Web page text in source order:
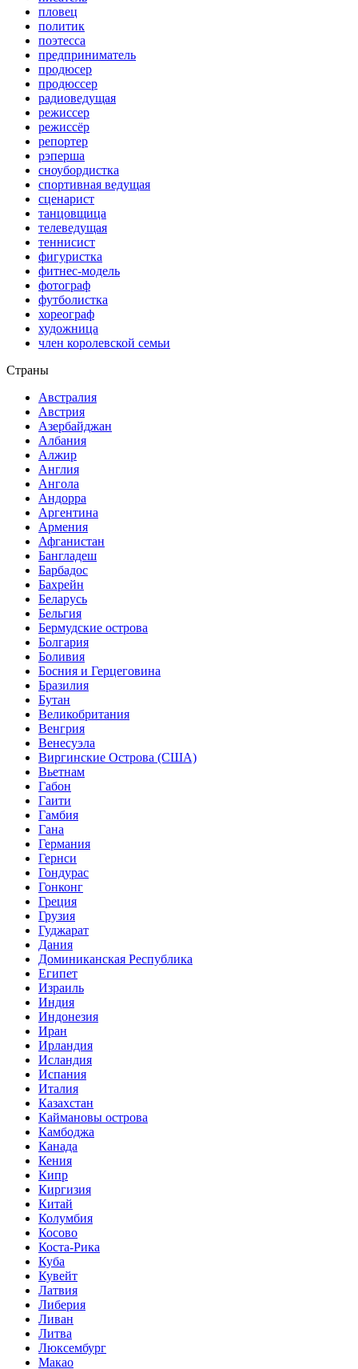
пловец
политик
поэтесса
предприниматель
продюсер
продюссер
радиоведущая
режиссер
режиссёр
репортер
рэперша
сноубордистка
спортивная ведущая
сценарист
танцовщица
телеведущая
теннисист
фигуристка
фитнес-модель
фотограф
футболистка
хореограф
художница
член королевской семьи
Страны
Австралия
Австрия
Азербайджан
Албания
Алжир
Англия
Ангола
Андорра
Аргентина
Армения
Афганистан
Бангладеш
Барбадос
Бахрейн
Беларусь
Бельгия
Бермудские острова
Болгария
Боливия
Босния и Герцеговина
Бразилия
Бутан
Великобритания
Венгрия
Венесуэла
Виргинские Острова (США)
Вьетнам
Габон
Гаити
Гамбия
Гана
Германия
Гернси
Гондурас
Гонконг
Греция
Грузия
Гуджарат
Дания
Доминиканская Республика
Египет
Израиль
Индия
Индонезия
Иран
Ирландия
Исландия
Испания
Италия
Казахстан
Каймановы острова
Камбоджа
Канада
Кения
Кипр
Киргизия
Китай
Колумбия
Косово
Коста-Рика
Куба
Кувейт
Латвия
Либерия
Ливан
Литва
Люксембург
Макао